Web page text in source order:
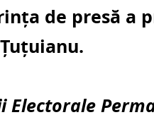
de presă a